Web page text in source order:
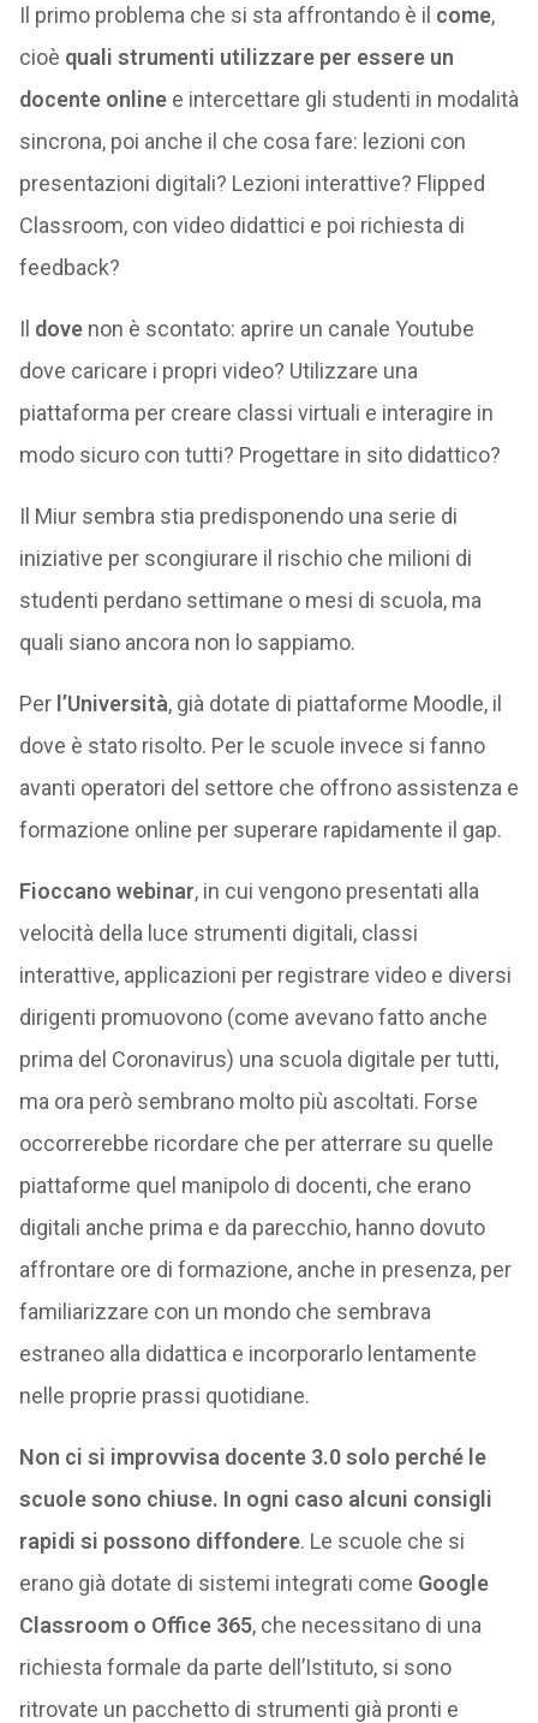
Il primo problema che si sta affrontando è il come,
cioè quali strumenti utilizzare per essere un
docente onlinee intercettare gli studenti in modalità
sincrona, poi anche il che cosa fare: lezioni con
presentazioni digitali? Lezioni interattive? Flipped
Classroom, con video didattici e poi richiesta di
feedback?
Il dovenon è scontato: aprire un canale Youtube
dove caricare i propri video? Utilizzare una
piattaforma per creare classi virtuali e interagire in
modo sicuro con tutti? Progettare in sito didattico?
Il Miur sembra stia predisponendo una serie di
iniziative per scongiurare il rischio che milioni di
studenti perdano settimane o mesi di scuola, ma
quali siano ancora non lo sappiamo.
Per l’Università, già dotate di piattaforme Moodle, il
dove è stato risolto. Per le scuole invece si fanno
avanti operatori del settore che offrono assistenza e
formazione online per superare rapidamente il gap.
Fioccano webinar, in cui vengono presentati alla
velocità della luce strumenti digitali, classi
interattive, applicazioni per registrare video e diversi
dirigenti promuovono (come avevano fatto anche
prima del Coronavirus) una scuola digitale per tutti,
ma ora però sembrano molto più ascoltati. Forse
occorrerebbe ricordare che per atterrare su quelle
piattaforme quel manipolo di docenti, che erano
digitali anche prima e da parecchio, hanno dovuto
affrontare ore di formazione, anche in presenza, per
familiarizzare con un mondo che sembrava
estraneo alla didattica e incorporarlo lentamente
nelle proprie prassi quotidiane.
Non ci si improvvisa docente 3.0 solo perché le
scuole sono chiuse. In ogni caso alcuni consigli
rapidi si possono diffondere. Le scuole che si
erano già dotate di sistemi integrati come Google
Classroom o Office 365, che necessitano di una
richiesta formale da parte dell’Istituto, si sono
ritrovate un pacchetto di strumenti già pronti e